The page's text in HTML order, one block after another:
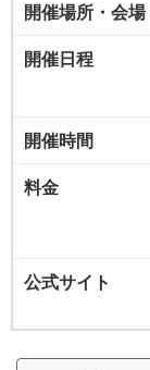
開催場所・会場
開催日程
開催時間
料金
公式サイト